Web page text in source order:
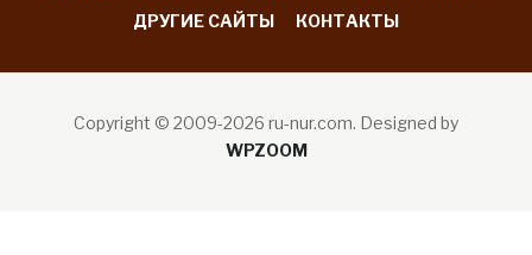
ДРУГИЕ САЙТЫ
КОНТАКТЫ
Copyright © 2009-2026 ru-nur.com. Designed by
WPZOOM